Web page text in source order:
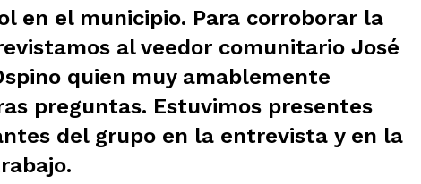
en el municipio. Para corroborar la
al veedor comunitario José
quien muy amablemente
preguntas. Estuvimos presentes
del grupo en la entrevista y en la